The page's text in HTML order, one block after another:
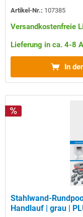
Artikel-Nr.: 107385
Versandkostenfreie
Lieferung in ca. 4-8
In
Stahlwand-
Handlauf | grau |